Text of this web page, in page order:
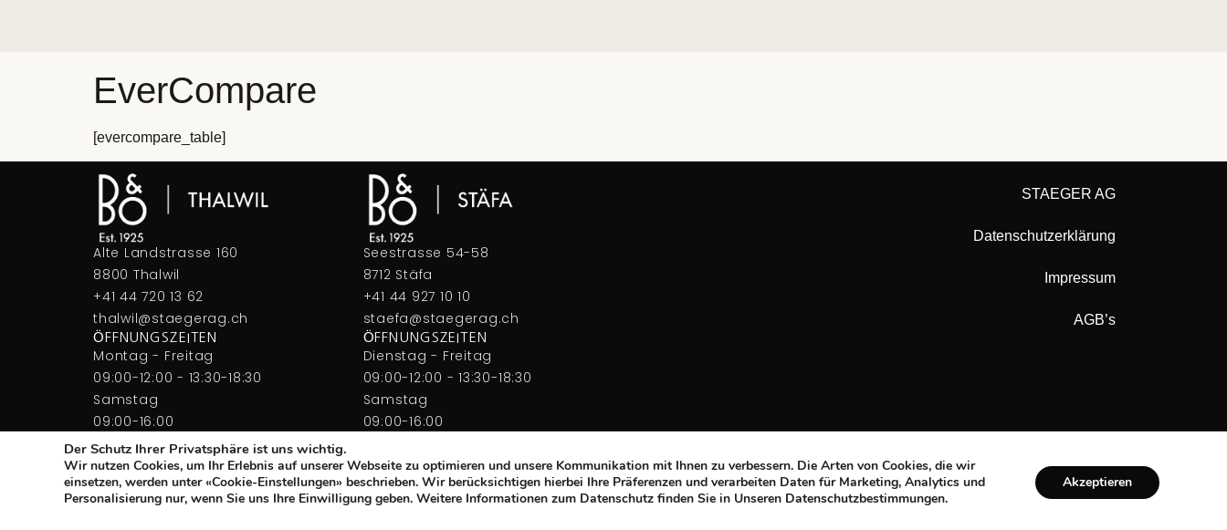
EverCompare
[evercompare_table]
Alte Landstrasse 160
8800 Thalwil
+41 44 720 13 62
thalwil@staegerag.ch
ÖFFNUNGSZEITEN
Montag - Freitag
09:00-12:00 - 13:30-18:30
Samstag
09:00-16:00
Seestrasse 54-58
8712 Stäfa
+41 44 927 10 10
staefa@staegerag.ch
ÖFFNUNGSZEITEN
Dienstag - Freitag
09:00-12:00 - 13:30-18:30
Samstag
09:00-16:00
STAEGER AG
Datenschutzerklärung
Impressum
AGB’s
Zahlungsmöglichkeiten
© Copyright 2026 STAEGER AG. All rights reserved.
Der Schutz Ihrer Privatsphäre ist uns wichtig.
Wir nutzen Cookies, um Ihr Erlebnis auf unserer Webseite zu optimieren und unsere Kommunikation mit Ihnen zu verbessern. Die Arten von Cookies, die wir
einsetzen, werden unter «Cookie-Einstellungen» beschrieben. Wir berücksichtigen hierbei Ihre Präferenzen und verarbeiten Daten für Marketing, Analytics und
Personalisierung nur, wenn Sie uns Ihre Einwilligung geben. Weitere Informationen zum Datenschutz finden Sie in Unseren Datenschutzbestimmungen.
Akzeptieren